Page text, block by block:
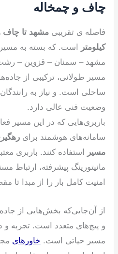
چاف و چمخاله
فاصله ی تقریبی
کیلومتر
است. که بسته به مسیر
مشهد – سمنان – قزوین –
مسیر طولانی، ترکیبی از
ساحلی است. و نیاز به
وضعیت فنی عالی دارد.
باربری‌هایی که در این مسیر
سامانه‌های هوشمند برای
مسیر
استفاده کنند. باربری
مانیتورینگ پیشرفته، ارتباط
امنیت کامل بار را از مبدا تا
از آن‌جایی‌که بخش‌هایی از
و پیچ‌های متعدد است. تجربه و
مسیر حیاتی است. خاورهای